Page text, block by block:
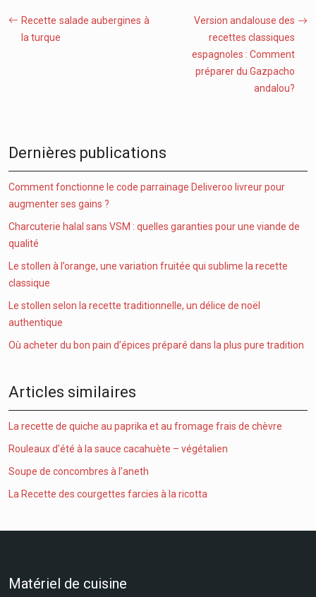
Recette salade aubergines à
la turque
Version andalouse des
recettes classiques
espagnoles : Comment
préparer du Gazpacho
andalou?
Dernières publications
Comment fonctionne le code parrainage Deliveroo livreur pour
augmenter ses gains ?
Charcuterie halal sans VSM : quelles garanties pour une viande de
qualité
Le stollen à l’orange, une variation fruitée qui sublime la recette
classique
Le stollen selon la recette traditionnelle, un délice de noël
authentique
Où acheter du bon pain d’épices préparé dans la plus pure tradition
Articles similaires
La recette de quiche au paprika et au fromage frais de chèvre
Rouleaux d’été à la sauce cacahuète – végétalien
Soupe de concombres à l’aneth
La Recette des courgettes farcies à la ricotta
Matériel de cuisine